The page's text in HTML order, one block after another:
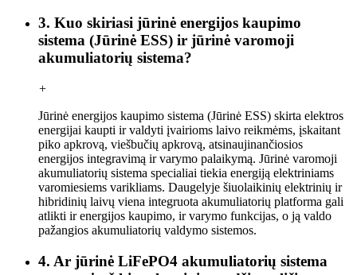
3. Kuo skiriasi jūrinė energijos kaupimo
sistema (Jūrinė ESS) ir jūrinė varomoji
akumuliatorių sistema?
+
Jūrinė energijos kaupimo sistema (Jūrinė ESS) skirta elektros
energijai kaupti ir valdyti įvairioms laivo reikmėms, įskaitant
piko apkrovą, viešbučių apkrovą, atsinaujinančiosios
energijos integravimą ir varymo palaikymą. Jūrinė varomoji
akumuliatorių sistema specialiai tiekia energiją elektriniams
varomiesiems varikliams. Daugelyje šiuolaikinių elektrinių ir
hibridinių laivų viena integruota akumuliatorių platforma gali
atlikti ir energijos kaupimo, ir varymo funkcijas, o ją valdo
pažangios akumuliatorių valdymo sistemos.
4. Ar jūrinė LiFePO4 akumuliatorių sistema